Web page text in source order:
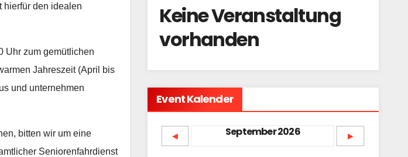
hierfür den idealen
Uhr zum gemütlichen
Jahreszeit (April bis
und unternehmen
bitten wir um eine
Seniorenfahrdienst
Keine Veranstaltung
vorhanden
Event Kalender
◄ September 2026 ►